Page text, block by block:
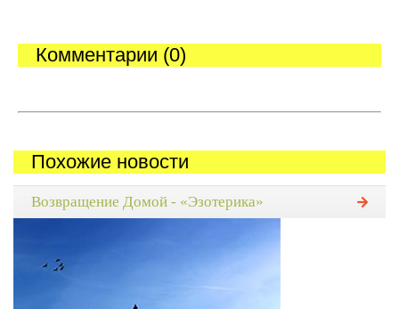
Комментарии (0)
Похожие новости
Возвращение Домой - «Эзотерика»